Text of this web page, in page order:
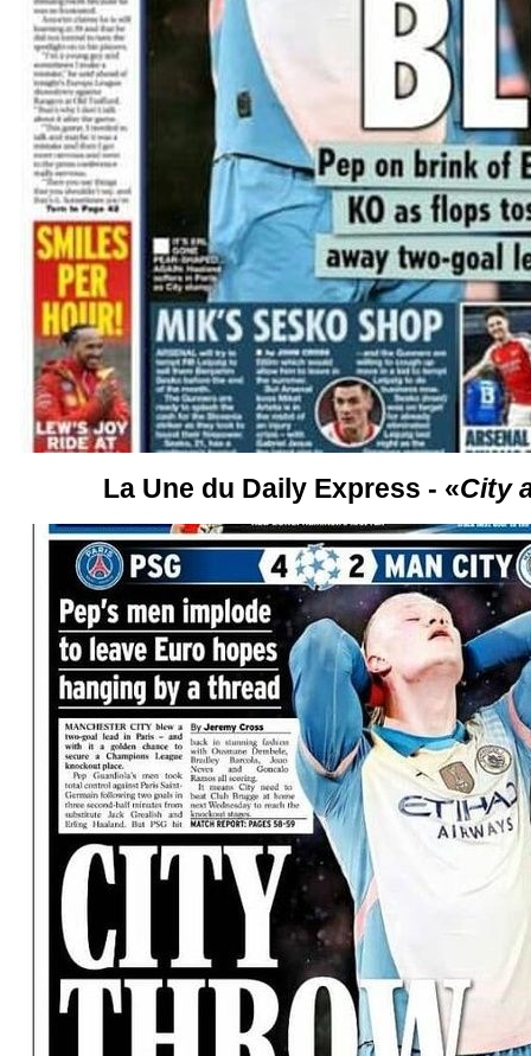
La Une du Daily Express - «City